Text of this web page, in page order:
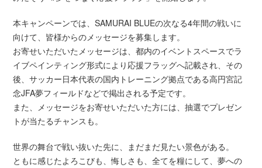
本キャンペーンでは、SAMURAI BLUEの次なる4年間の戦いに
向けて、皆様からのメッセージを募集します。
お寄せいただいたメッセージは、都内のイベントスペースでラ
イブペインティング形式により応援フラッグへ記載され、その
後、サッカー日本代表の国内トレーニング拠点である高円宮記
念JFA夢フィールドなどで掲出される予定です。
また、メッセージをお寄せいただいた方には、抽選でプレゼン
トが当たるチャンスも。
世界の舞台で戦い抜いた先に、まだまだ見たい景色がある。
ともに感じたよろこびも、悔しさも、全てを糧にして、夢への